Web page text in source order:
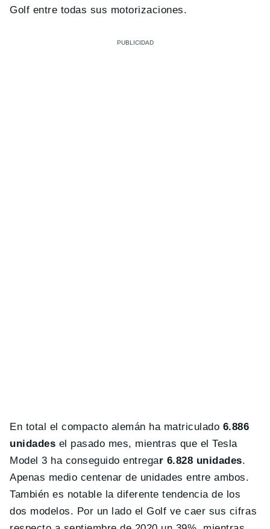
Golf entre todas sus motorizaciones.
En total el compacto alemán ha matriculado 6.886
unidades el pasado mes, mientras que el Tesla
Model 3 ha conseguido entregar 6.828 unidades.
Apenas medio centenar de unidades entre ambos.
También es notable la diferente tendencia de los
dos modelos. Por un lado el Golf ve caer sus cifras